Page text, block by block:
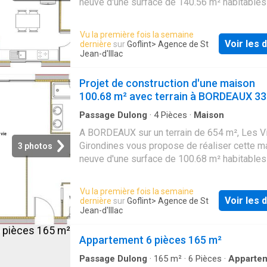
prestations suivantes: - Plan sur-mesure et
personnalisé de 2 à 6 chambres - Mode de
chauffage au choix - Grands choix
normes en vigueur - Accompagnement dans
et l’acquisition du terrain - Construction
Bordeaux. Idéalement située au calme et à
des commodités, quartier nansouty,
étude gratuite et personnalisée de votre
construction !
Vu la première fois la semaine
dernière surGoflint> Agence de St
Jean-d'Illac
Voir les
3 photos
Projet de construction d'une maison
100.68 m² avec terrain à BORDEAUX 33
Passage Dulong · 4Pièces · Maison
A BORDEAUX sur un terrain de 654 m², Les
Girondines vous propose de réaliser cette
neuve d'une surface de 100.68 m² habitables
personnalisé de 2 à 6 chambres - Mode de
chauffage au choix - Grands choix
normes en vigueur - Accompagnement dans
la nouvelle RE 2020 Informations du terrain:
Vu la première fois la semaine
dernière surGoflint> Agence de St
Jean-d'Illac
Voir les
Appartement 6 pièces 165 m²
Passage Dulong · 165 m² · 6 Pièces ·